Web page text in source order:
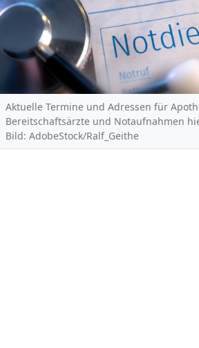
Aktuelle Termine und Adressen für
Bereitschaftsärzte und Notaufnahmen
Bild: AdobeStock/Ralf_Geithe